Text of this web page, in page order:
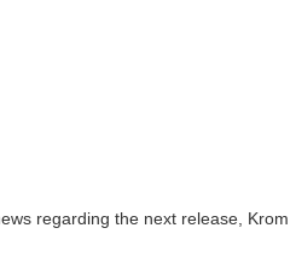
regarding the next release, Krom